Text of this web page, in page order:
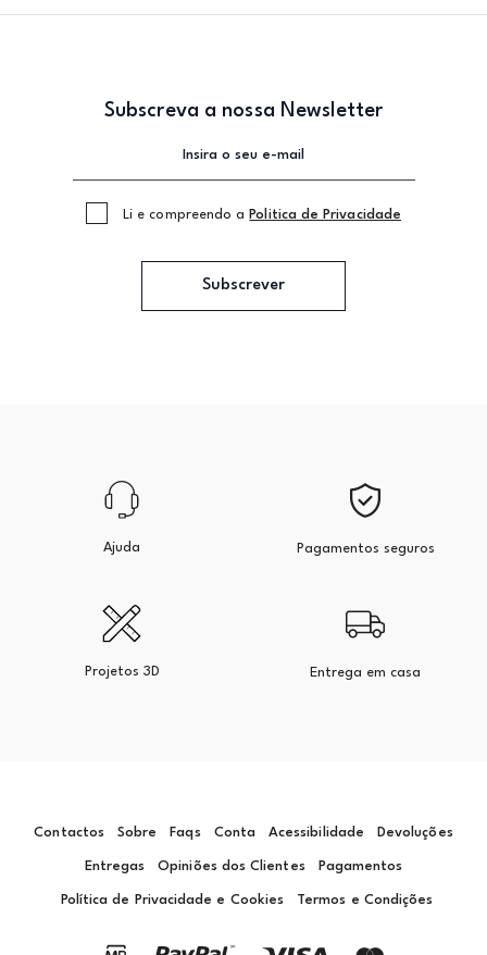
Subscreva a nossa Newsletter
Li e compreendo a Politica de Privacidade
Subscrever
Ajuda Pagamentos seguros
Projetos 3D Entrega em casa
Contactos Sobre Faqs Conta Acessibilidade Devoluções
Entregas Opiniões dos Clientes Pagamentos
Política de Privacidade e Cookies Termos e Condições